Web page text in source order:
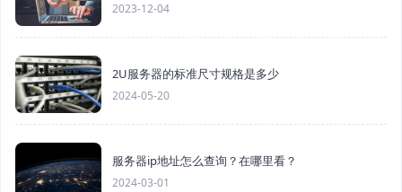
2023-12-04
2U服务器的标准尺寸规格是多少
2024-05-20
服务器ip地址怎么查询？在哪里看？
2024-03-01